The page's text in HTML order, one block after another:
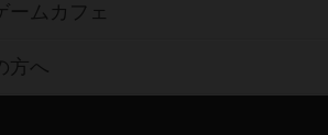
ームカフェ
方へ